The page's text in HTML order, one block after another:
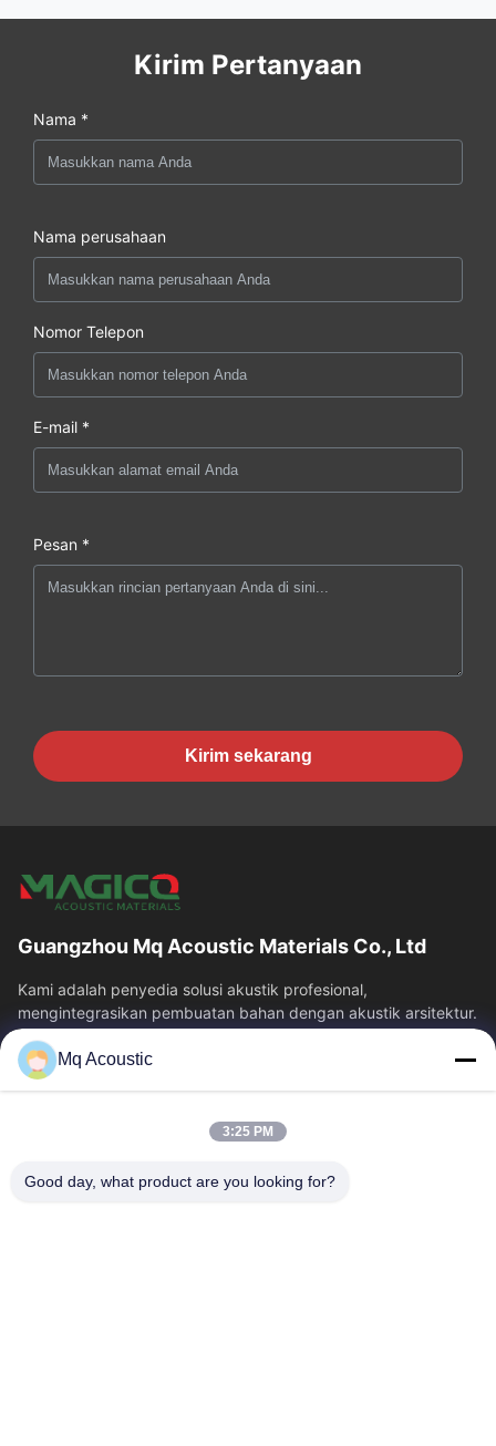
Kirim Pertanyaan
Nama *
Nama perusahaan
Nomor Telepon
E-mail *
Pesan *
Kirim sekarang
Guangzhou Mq Acoustic Materials Co., Ltd
Kami adalah penyedia solusi akustik profesional,
mengintegrasikan pembuatan bahan dengan akustik arsitektur.
kami mengkhususkan diri dalam panel...
Tautan Cepat
Tentang Kami
Tur Pabrik
Kontrol Kualitas
Mq Acoustic
3:25 PM
Good day, what product are you looking for?